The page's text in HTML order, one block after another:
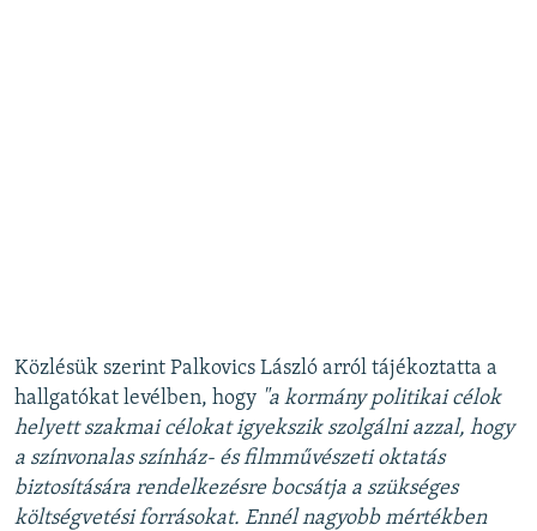
Közlésük szerint Palkovics László arról tájékoztatta a
hallgatókat levélben, hogy "a kormány politikai célok
helyett szakmai célokat igyekszik szolgálni azzal, hogy
a színvonalas színház- és filmművészeti oktatás
biztosítására rendelkezésre bocsátja a szükséges
költségvetési forrásokat. Ennél nagyobb mértékben